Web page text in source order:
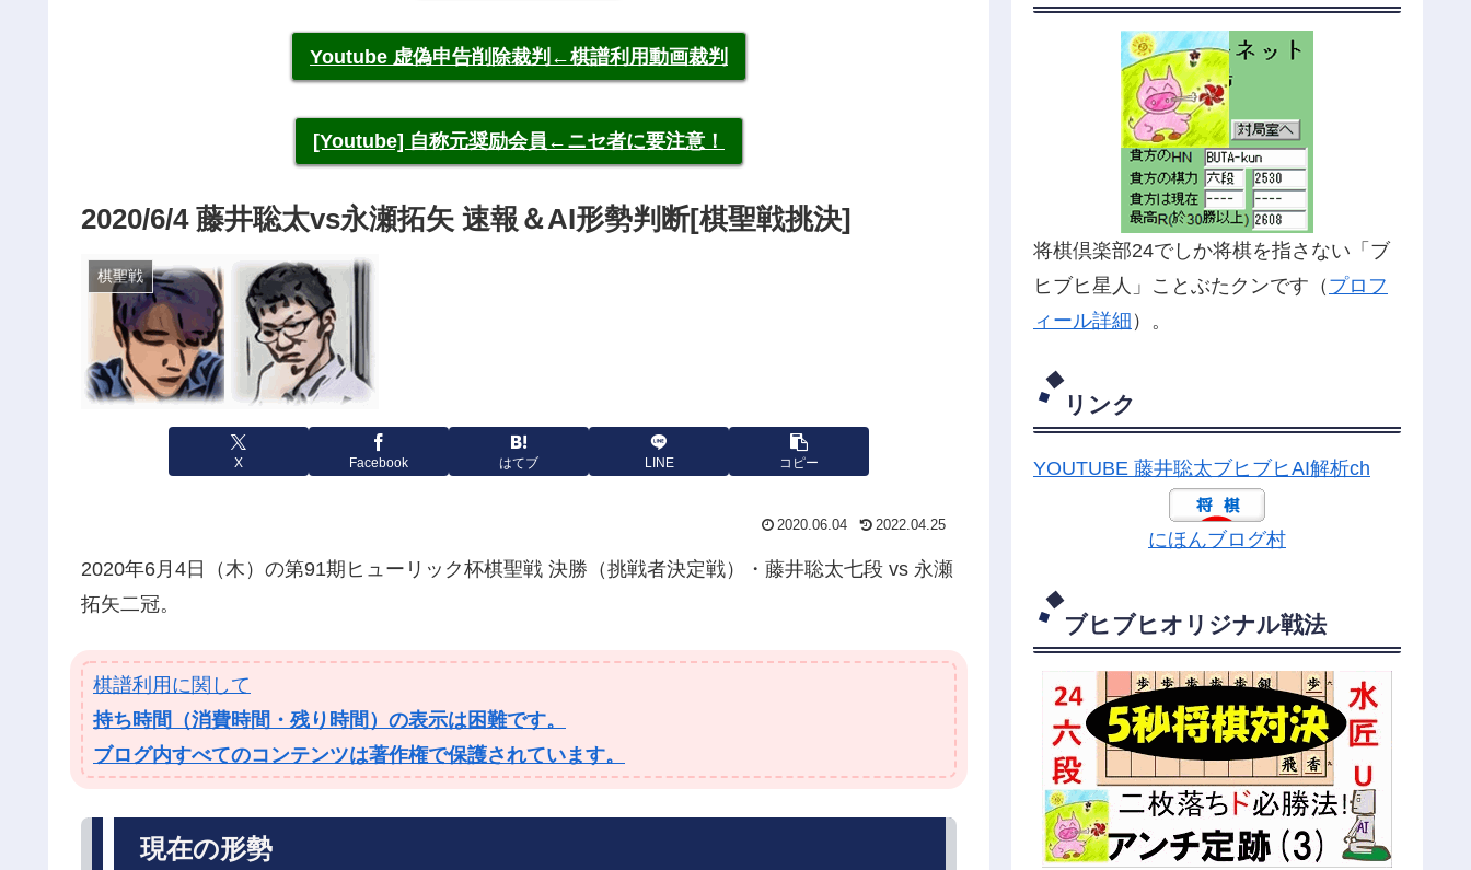
Youtube 虚偽申告削除裁判←棋譜利用動画裁判
[Youtube] 自称元奨励会員←ニセ者に要注意！
2020/6/4 藤井聡太vs永瀬拓矢 速報＆AI形勢判断[棋聖戦挑決]
棋聖戦
X Facebook はてブ LINE コピー
2020.06.04 2022.04.25
2020年6月4日（木）の第91期ヒューリック杯棋聖戦 決勝（挑戦者決定戦）・藤井聡太七段 vs 永瀬
拓矢二冠。
棋譜利用に関して
持ち時間（消費時間・残り時間）の表示は困難です。
ブログ内すべてのコンテンツは著作権で保護されています。
現在の形勢
将棋倶楽部24でしか将棋を指さない「ブ
ヒブヒ星人」ことぶたクンです（ プロフ
ィール詳細 ）。
リンク
YOUTUBE 藤井聡太ブヒブヒAI解析ch
にほんブログ村
ブヒブヒオリジナル戦法